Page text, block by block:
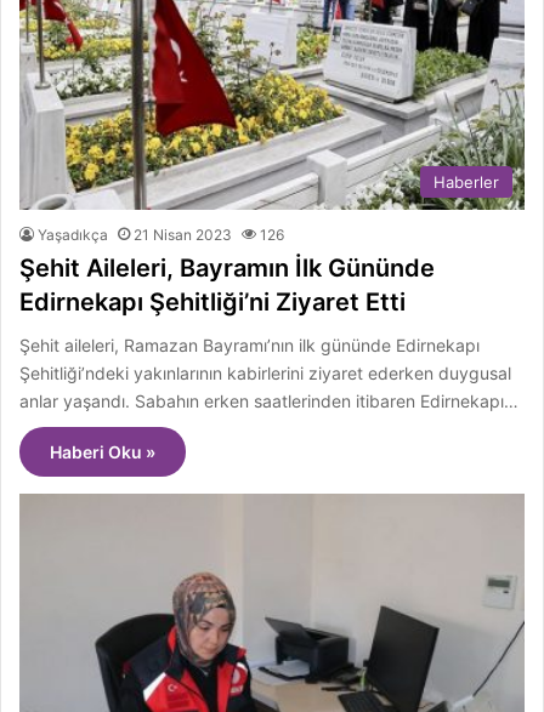
Haberler
Yaşadıkça 21 Nisan 2023 126
Şehit Aileleri, Bayramın İlk Gününde
Edirnekapı Şehitliği’ni Ziyaret Etti
Şehit aileleri, Ramazan Bayramı’nın ilk gününde Edirnekapı
Şehitliği’ndeki yakınlarının kabirlerini ziyaret ederken duygusal
anlar yaşandı. Sabahın erken saatlerinden itibaren Edirnekapı…
Haberi Oku »